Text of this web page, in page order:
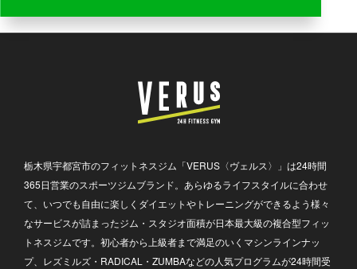
栃木県宇都宮市のフィットネスジム「VERUS〈ヴェルス〉」は24時間
365日営業のスポーツジムブランド。あらゆるライフスタイルに合わせ
て、いつでも自由に楽しくダイエットやトレーニングができるよう様々
なサービスが詰まったジム・スタジオ面積が日本最大級の複合型フィッ
トネスジムです。初心者から上級者まで満足のいくマシンラインナッ
プ、レズミルズ・RADICAL・ZUMBAなどの人気プログラムが24時間受